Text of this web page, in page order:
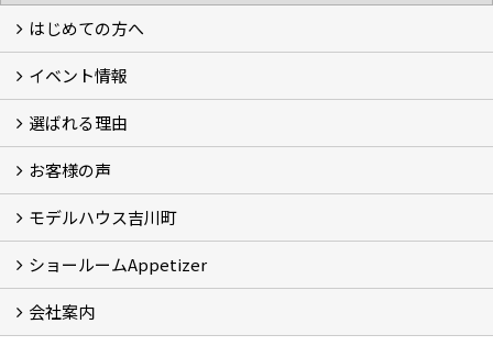
はじめての方へ
フォトギャラリー
性能について
自然素材のお家
オーナー様のおうち訪問
イベント情報
イベント情報
選ばれる理由
5つのやさしさ宣言
3つのプロ宣言
お家づくりスケジュール
お客様の声
お客様の声
モデルハウス吉川町
吉川町モデルハウス
ショールームAppetizer
Appetizer(ショールーム)
Appetizer(レンタルスペース)
会社案内